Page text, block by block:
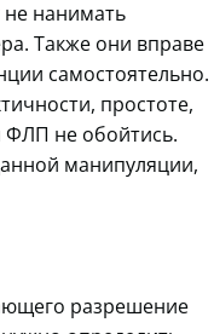
не нанимать
Также они вправе
самостоятельно.
простоте,
ФЛП не обойтись.
манипуляции,
разрешение